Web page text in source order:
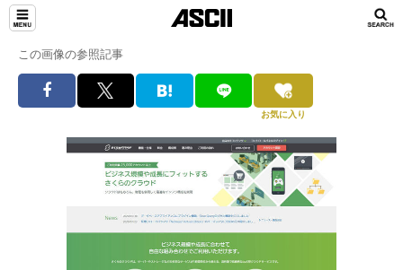
この画像の参照記事
お気に入り